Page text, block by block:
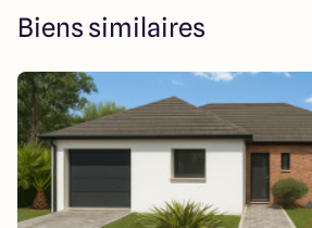
Biens similaires